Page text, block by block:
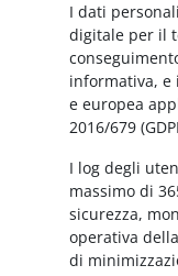
I dati
digitale per il
informativa, e
e europea
2016/679
I log degli
massimo di
sicurezza,
operativa
di